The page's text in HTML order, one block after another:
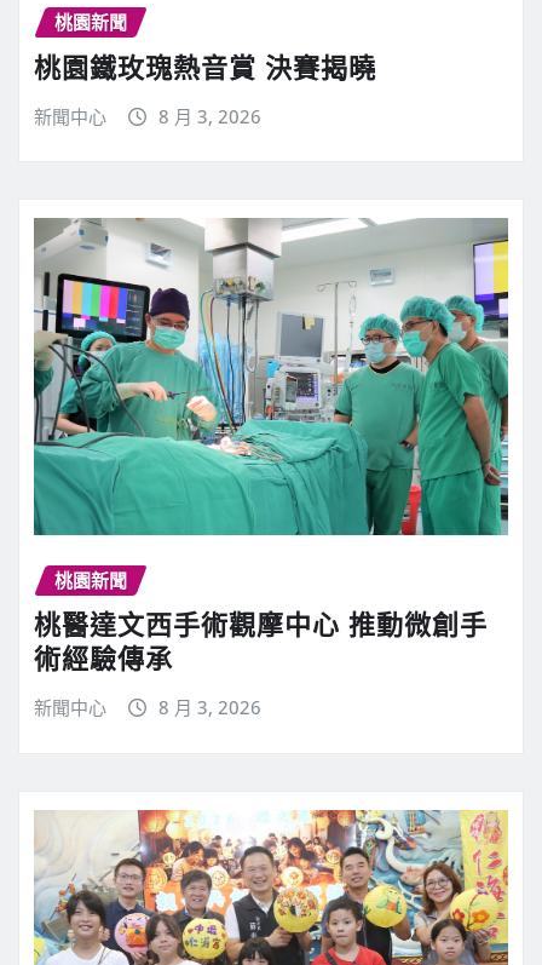
桃園新聞
桃園鐵玫瑰熱音賞 決賽揭曉
新聞中心 8 月 3, 2026
桃園新聞
桃醫達文西手術觀摩中心 推動微創手
術經驗傳承
新聞中心 8 月 3, 2026